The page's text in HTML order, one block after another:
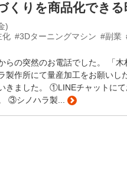
くりを商品化できる
)
化 #3Dターニングマシン #副業
らの突然のお電話でした。 「
製作所にて量産加工をお願い
きました。 ①LINEチャットに
③シノハラ製...